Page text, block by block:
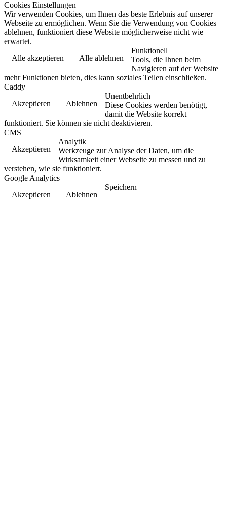
Cookies Einstellungen
Wir verwenden Cookies, um Ihnen das beste Erlebnis auf unserer
Webseite zu ermöglichen. Wenn Sie die Verwendung von Cookies
ablehnen, funktioniert diese Website möglicherweise nicht wie
erwartet.
Alle akzeptieren
Alle ablehnen
Funktionell
Tools, die Ihnen beim
Navigieren auf der Website
mehr Funktionen bieten, dies kann soziales Teilen einschließen.
Caddy
Akzeptieren
Ablehnen
Unentbehrlich
Diese Cookies werden benötigt,
damit die Website korrekt
funktioniert. Sie können sie nicht deaktivieren.
CMS
Akzeptieren
Analytik
Werkzeuge zur Analyse der Daten, um die
Wirksamkeit einer Webseite zu messen und zu
verstehen, wie sie funktioniert.
Google Analytics
Akzeptieren
Ablehnen
Speichern